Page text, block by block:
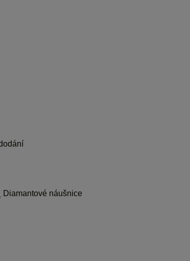
Diamantové náušnice